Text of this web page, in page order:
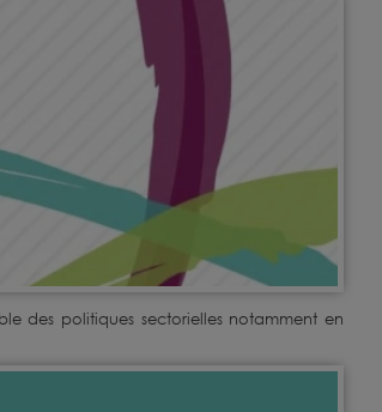
des politiques sectorielles notamment en